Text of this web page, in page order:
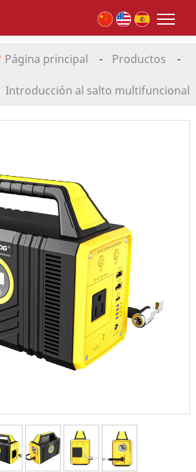
Página principal - Productos -
Introducción al salto multifuncional